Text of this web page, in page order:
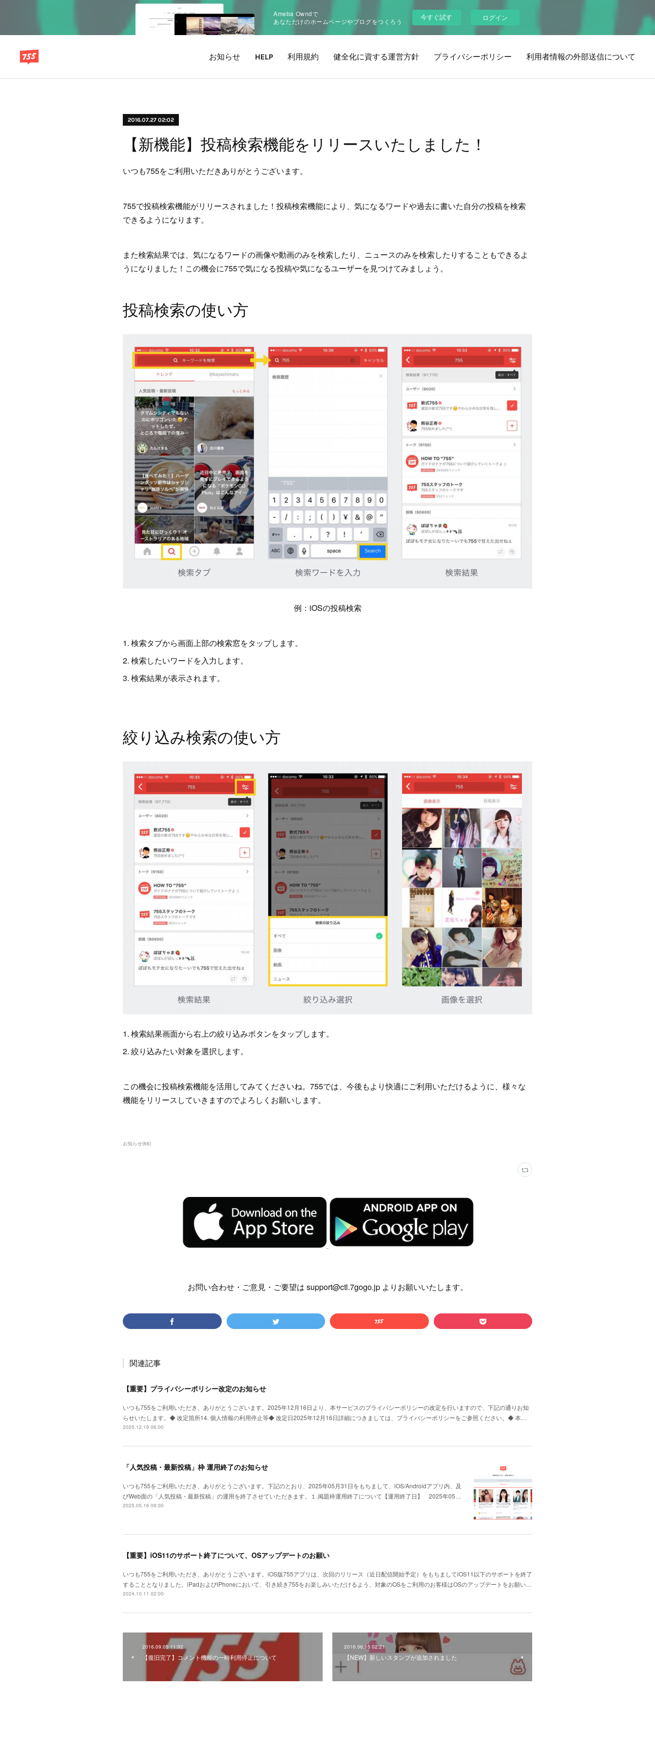
Ameba Owndで
あなただけのホームページやブログをつくろう
今すぐ試す ログイン
お知らせ HELP 利用規約 健全化に資する運営方針 プライバシーポリシー 利用者情報の外部送信について
2016.07.27 02:02
【新機能】投稿検索機能をリリースいたしました！
いつも755をご利用いただきありがとうございます。
755で投稿検索機能がリリースされました！投稿検索機能により、気になるワードや過去に書いた自分の投稿を検索
できるようになります。
また検索結果では、気になるワードの画像や動画のみを検索したり、ニュースのみを検索したりすることもできるよ
うになりました！この機会に755で気になる投稿や気になるユーザーを見つけてみましょう。
投稿検索の使い方
例：iOSの投稿検索
1. 検索タブから画面上部の検索窓をタップします。
2. 検索したいワードを入力します。
3. 検索結果が表示されます。
絞り込み検索の使い方
1. 検索結果画面から右上の絞り込みボタンをタップします。
2. 絞り込みたい対象を選択します。
この機会に投稿検索機能を活用してみてくださいね。755では、今後もより快適にご利用いただけるように、様々な
機能をリリースしていきますのでよろしくお願いします。
お知らせ(66)
お問い合わせ・ご意見・ご要望は support@ctl.7gogo.jp よりお願いいたします。
関連記事
【重要】プライバシーポリシー改定のお知らせ
いつも755をご利用いただき、ありがとうございます。2025年12月16日より、本サービスのプライバシーポリシーの改定を行いますので、下記の通りお知
らせいたします。◆ 改定箇所14. 個人情報の利用停止等◆ 改定日2025年12月16日詳細につきましては、プライバシーポリシーをご参照ください。◆ 本…
2025.12.19 06:00
「人気投稿・最新投稿」枠 運用終了のお知らせ
いつも755をご利用いただき、ありがとうございます。下記のとおり、2025年05月31日をもちまして、iOS/Androidアプリ内、及
びWeb面の「人気投稿・最新投稿」の運用を終了させていただきます。１.掲題枠運用終了について【運用終了日】 2025年05…
2025.05.16 09:00
【重要】iOS11のサポート終了について、OSアップデートのお願い
いつも755をご利用いただき、ありがとうございます。iOS版755アプリは、次回のリリース（近日配信開始予定）をもちましてiOS11以下のサポートを終了
することとなりました。iPadおよびiPhoneにおいて、引き続き755をお楽しみいただけるよう、対象のOSをご利用のお客様はOSのアップデートをお願い…
2024.10.11 02:00
2016.09.05 11:02
【復旧完了】コメント機能の一時利用停止について
2016.06.15 02:21
【NEW】新しいスタンプが追加されました